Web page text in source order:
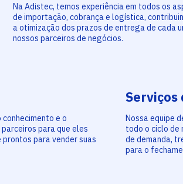
Na Adistec, temos experiência em todos os
de importação, cobrança e logística,
a otimização dos prazos de entrega de cada
nossos parceiros de negócios.
e o
para que eles
para vender suas
Nossa equipe
todo o ciclo de
de demanda,
para o